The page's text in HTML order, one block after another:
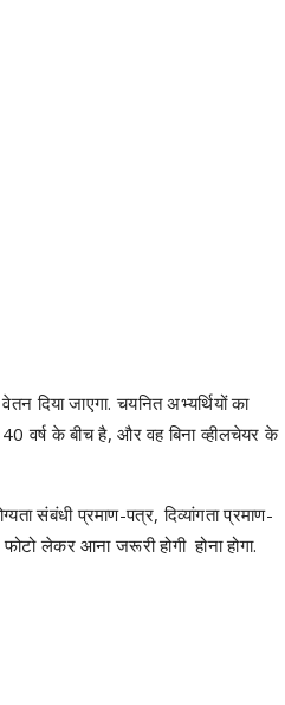
दिया जाएगा. चयनित अभ्यर्थियों का
वर्ष के बीच है, और वह बिना व्हीलचेयर के
संबंधी प्रमाण-पत्र, दिव्यांगता प्रमाण-
लेकर आना जरूरी होगी होना होगा.